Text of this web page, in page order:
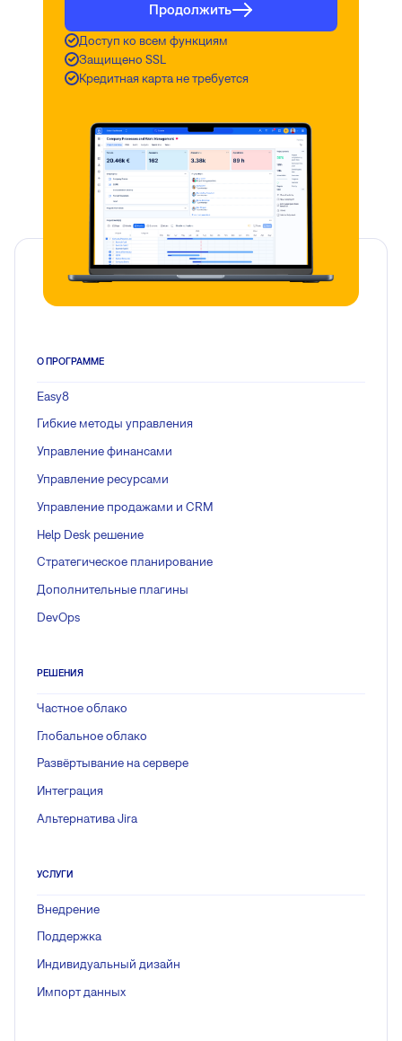
Продолжить
Доступ ко всем функциям
Защищено SSL
Кредитная карта не требуется
О ПРОГРАММЕ
Easy8
Гибкие методы управления
Управление финансами
Управление ресурсами
Управление продажами и CRM
Help Desk решение
Стратегическое планирование
Дополнительные плагины
DevOps
РЕШЕНИЯ
Частное облако
Глобальное облако
Развёртывание на сервере
Интеграция
Альтернатива Jira
УСЛУГИ
Внедрение
Поддержка
Индивидуальный дизайн
Импорт данных